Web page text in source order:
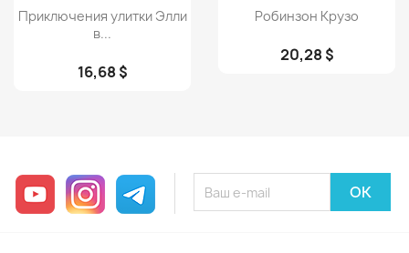
Просмотр
Приключения улитки Элли
в...
16,68 $
Просмотр
Робинзон Крузо
20,28 $
YouTube InstagramTelegram